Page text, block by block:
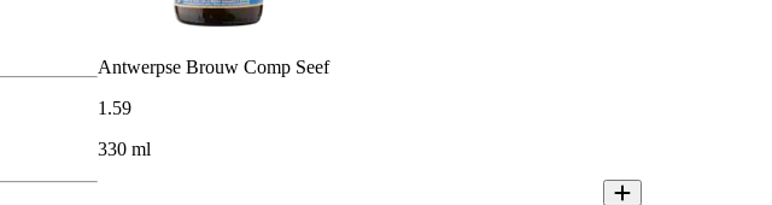
Antwerpse Brouw Comp Seef
1 .59
330 ml